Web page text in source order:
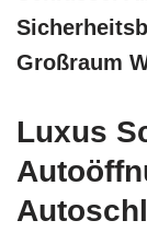
Großraum
Luxus